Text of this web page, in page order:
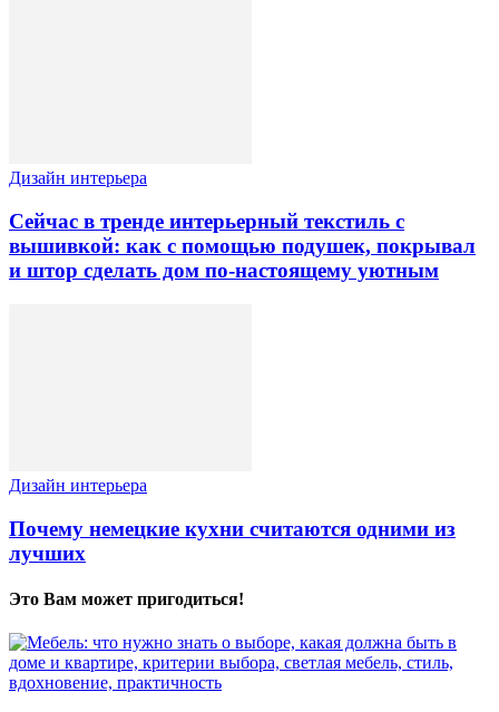
Дизайн интерьера
Сейчас в тренде интерьерный текстиль с
вышивкой: как с помощью подушек, покрывал
и штор сделать дом по-настоящему уютным
Дизайн интерьера
Почему немецкие кухни считаются одними из
лучших
Это Вам может пригодиться!